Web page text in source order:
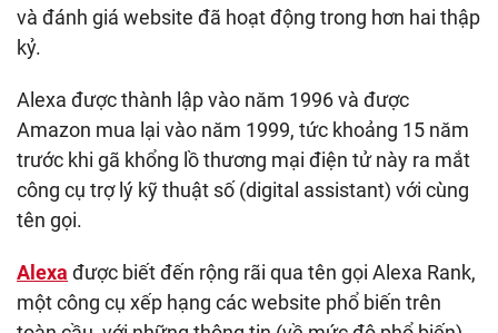
và đánh giá website đã hoạt động trong hơn hai thập
kỷ.
Alexa được thành lập vào năm 1996 và được
Amazon mua lại vào năm 1999, tức khoảng 15 năm
trước khi gã khổng lồ thương mại điện tử này ra mắt
công cụ trợ lý kỹ thuật số (digital assistant) với cùng
tên gọi.
Alexa được biết đến rộng rãi qua tên gọi Alexa Rank,
một công cụ xếp hạng các website phổ biến trên